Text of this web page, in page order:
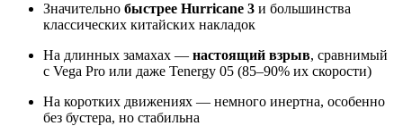
Значительно быстрее Hurricane 3 и большинства
классических китайских накладок
На длинных замахах — настоящий взрыв, сравнимый
с Vega Pro или даже Tenergy 05 (85–90% их скорости)
На коротких движениях — немного инертна, особенно
без бустера, но стабильна